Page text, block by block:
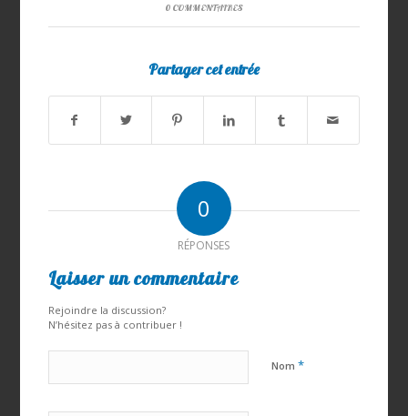
0 COMMENTAIRES
Partager cet entrée
0
RÉPONSES
Laisser un commentaire
Rejoindre la discussion?
N’hésitez pas à contribuer !
Nom *